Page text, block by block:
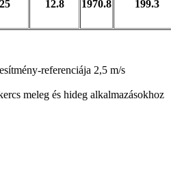
12.8 1970.8 199.3
referenciája 2,5 m/s
meleg és hideg alkalmazásokhoz